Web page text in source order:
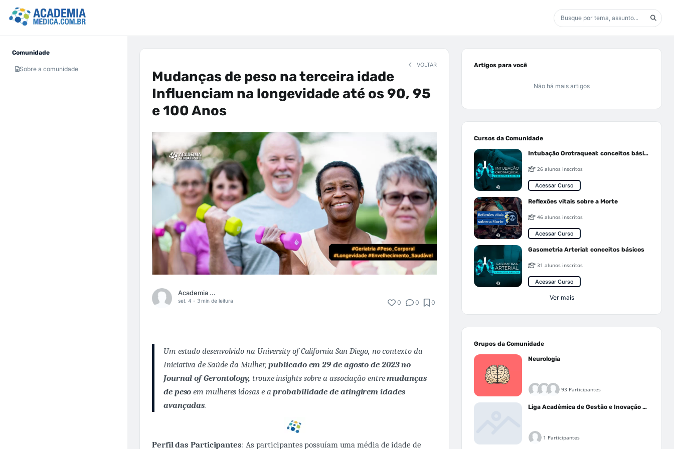
Comunidade
Sobre a comunidade
VOLTAR
Mudanças de peso na terceira idade
Influenciam na longevidade até os 90, 95
e 100 Anos
Academia Médica
set. 4 - 3 min de leitura 0 0 0
Um estudo desenvolvido na University of California San Diego, no contexto da
Iniciativa de Saúde da Mulher, publicado em 29 de agosto de 2023 no
Journal of Gerontology, trouxe insights sobre a associação entremudanças
de peso em mulheres idosas e aprobabilidade de atingirem idades
avançadas.
Perfil das Participantes: As participantes possuíam uma média de idade de
Artigos para você
Não há mais artigos
Cursos da Comunidade
Intubação Orotraqueal: conceitos básicos
26 alunos inscritos
Acessar Curso
Reflexões vitais sobre a Morte
46 alunos inscritos
Acessar Curso
Gasometria Arterial: conceitos básicos
31 alunos inscritos
Acessar Curso
Ver mais
Grupos da Comunidade
Neurologia
93 Participantes
Liga Acadêmica de Gestão e Inovação Médica - LAGIM
1 Participantes